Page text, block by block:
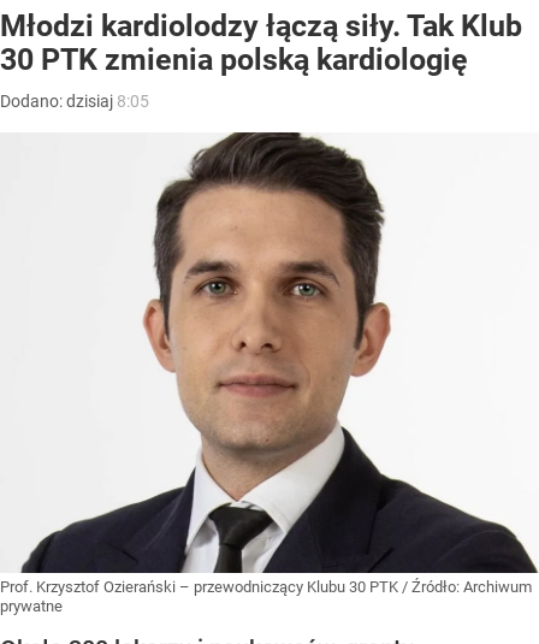
Młodzi kardiolodzy łączą siły. Tak Klub
30 PTK zmienia polską kardiologię
Dodano:dzisiaj 8:05
Prof. Krzysztof Ozierański – przewodniczący Klubu 30 PTK / Źródło: Archiwum
prywatne